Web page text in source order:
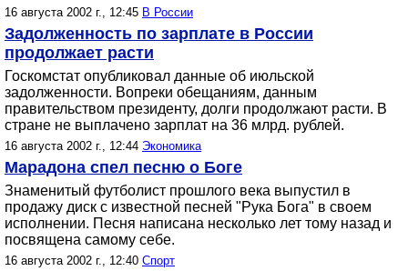
16 августа 2002 г., 12:45 В России
Задолженность по зарплате в России
продолжает расти
Госкомстат опубликовал данные об июльской
задолженности. Вопреки обещаниям, данным
правительством президенту, долги продолжают расти. В
стране не выплачено зарплат на 36 млрд. рублей.
16 августа 2002 г., 12:44 Экономика
Марадона cпел песню о Боге
Знаменитый футболист прошлого века выпустил в
продажу диск с известной песней "Рука Бога" в своем
исполнении. Песня написана несколько лет тому назад и
посвящена самому себе.
16 августа 2002 г., 12:40 Спорт